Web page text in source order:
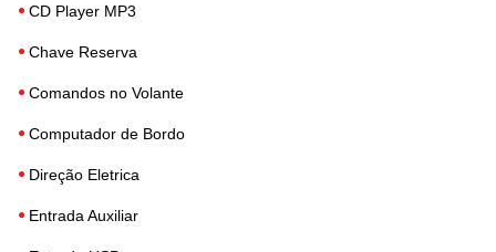
CD Player MP3
Chave Reserva
Comandos no Volante
Computador de Bordo
Direção Eletrica
Entrada Auxiliar